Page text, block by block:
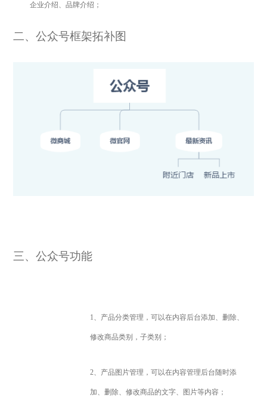
企业介绍、品牌介绍；
二、公众号框架拓补图
三、公众号功能
1、产品分类管理，可以在内容后台添加、删除、
修改商品类别，子类别；
2、产品图片管理，可以在内容管理后台随时添
加、删除、修改商品的文字、图片等内容；